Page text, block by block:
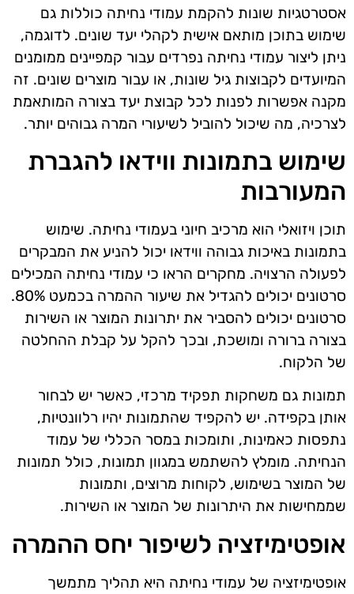
אסטרטגיות שונות להקמת עמודי נחיתה כוללות גם
שימוש בתוכן מותאם אישית לקהלי יעד שונים. לדוגמה,
ניתן ליצור עמודי נחיתה נפרדים עבור קמפיינים ממומנים
המיועדים לקבוצות גיל שונות, או עבור מוצרים שונים. זה
מקנה אפשרות לפנות לכל קבוצת יעד בצורה המותאמת
לצרכיה, מה שיכול להוביל לשיעורי המרה גבוהים יותר.
שימוש בתמונות ווידאו להגברת
המעורבות
תוכן ויזואלי הוא מרכיב חיוני בעמודי נחיתה. שימוש
בתמונות באיכות גבוהה ווידאו יכול להניע את המבקרים
לפעולה הרצויה. מחקרים הראו כי עמודי נחיתה המכילים
סרטונים יכולים להגדיל את שיעור ההמרה בכמעט 80%.
סרטונים יכולים להסביר את יתרונות המוצר או השירות
בצורה ברורה ומושכת, ובכך להקל על קבלת ההחלטה
של הלקוח.
תמונות גם משחקות תפקיד מרכזי, כאשר יש לבחור
אותן בקפידה. יש להקפיד שהתמונות יהיו רלוונטיות,
נתפסות כאמינות, ותומכות במסר הכללי של עמוד
הנחיתה. מומלץ להשתמש במגוון תמונות, כולל תמונות
של המוצר בשימוש, לקוחות מרוצים, ותמונות
שממחישות את היתרונות של המוצר או השירות.
אופטימיזציה לשיפור יחס ההמרה
אופטימיזציה של עמודי נחיתה היא תהליך מתמשך